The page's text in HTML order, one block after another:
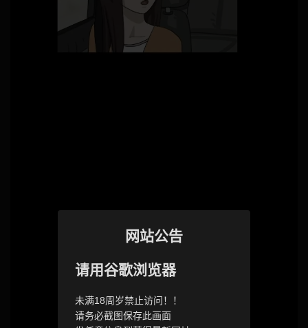
网站公告
请用谷歌浏览器
未满18周岁禁止访问！！
请务必截图保存此画面